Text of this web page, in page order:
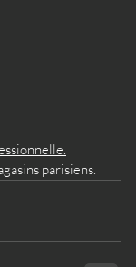
parisiens.